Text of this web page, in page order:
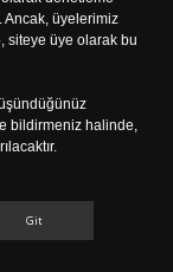
Ancak, üyelerimiz
siteye üye olarak bu
bildirmeniz halinde,